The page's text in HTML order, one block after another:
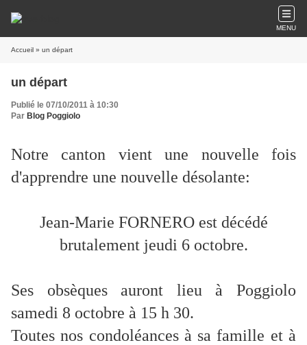
MENU
Accueil » un départ
un départ
Publié le 07/10/2011 à 10:30
Par Blog Poggiolo
Notre canton vient une nouvelle fois
d'apprendre une nouvelle désolante:
Jean-Marie FORNERO est décédé
brutalement jeudi 6 octobre.
Ses obsèques auront lieu à Poggiolo
samedi 8 octobre à 15 h 30.
Toutes nos condoléances à sa famille et à